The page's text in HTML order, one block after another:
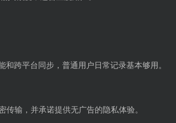
跨平台同步，普通用户日常记录基本够用。
输，并承诺提供无广告的隐私体验。